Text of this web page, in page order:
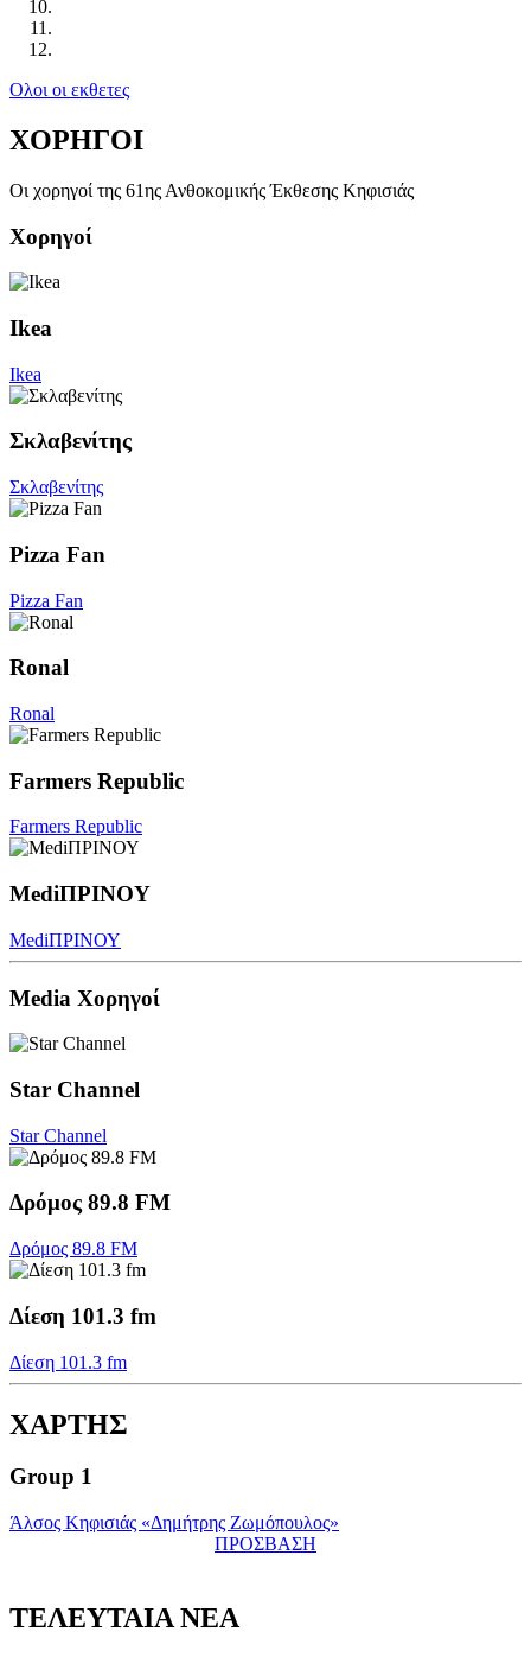
Ολοι οι εκθετες
ΧΟΡΗΓΟΙ
Οι χορηγοί της 61ης Ανθοκομικής Έκθεσης Κηφισιάς
Χορηγοί
Ikea
Ikea
Σκλαβενίτης
Σκλαβενίτης
Pizza Fan
Pizza Fan
Ronal
Ronal
Farmers Republic
Farmers Republic
MediΠΡΙΝΟΥ
MediΠΡΙΝΟΥ
Media Χορηγοί
Star Channel
Star Channel
Δρόμος 89.8 FM
Δρόμος 89.8 FM
Δίεση 101.3 fm
Δίεση 101.3 fm
ΧΑΡΤΗΣ
Group 1
Άλσος Κηφισιάς «Δημήτρης Ζωμόπουλος»
ΠΡΟΣΒΑΣΗ
ΤΕΛΕΥΤΑΙΑ ΝΕΑ